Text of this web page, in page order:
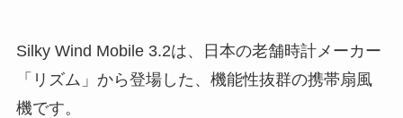
Silky Wind Mobile 3.2は、日本の老舗時計メーカー
「リズム」から登場した、機能性抜群の携帯扇風
機です。